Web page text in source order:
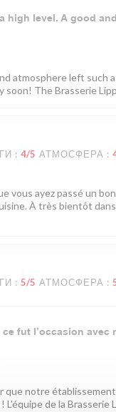
level. A good
atmosphere left such
soon! The Brasserie
: 4/5 АТМОСФЕРА :
vous ayez passé un
À très bientôt
: 5/5 АТМОСФЕРА :
fut l’occasion
que notre
de la Brasserie